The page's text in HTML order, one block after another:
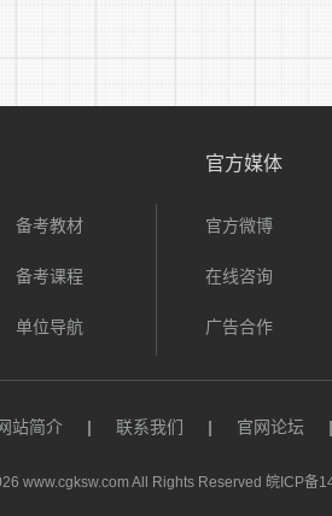
报名考生请登录铜陵市利业劳动保
根据本人实际情况填写相关信息
条件的身份证正反面、学历证书、
合同及对应期间内同一个单位缴
遣人员报名表》(见附件1)和《铜
获奖资料或其他证书以及能够证明
在报名页面下载报名模板后，将上
周一至周五8:00—12:00，
报名费用：按每人45元标准缴纳笔
备考教材
备考课程
单位导航
官方媒体
官方微博
在线咨询
广告合作
站简介 | 联系我们 | 官网论坛 |
www.cgksw.com All Rights Reserved 皖ICP备